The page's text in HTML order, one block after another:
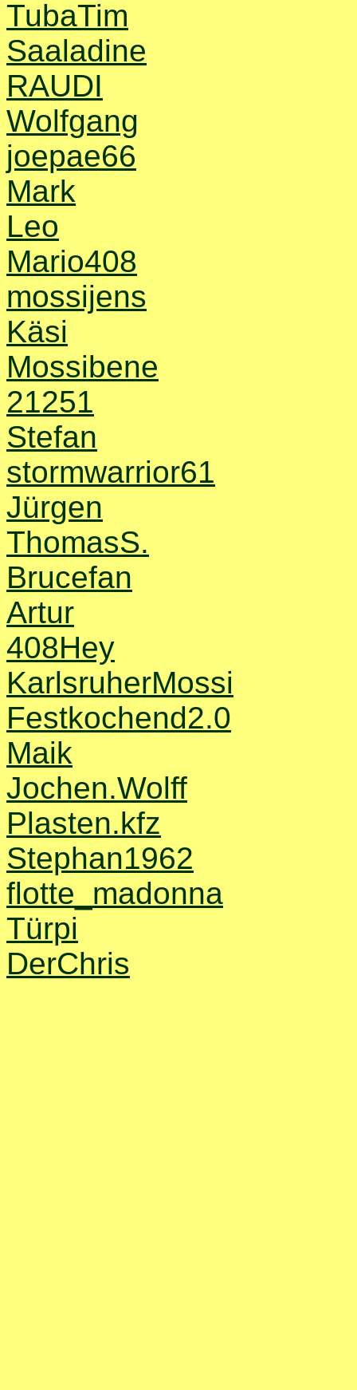
TubaTim
Saaladine
RAUDI
Wolfgang
joepae66
Mark
Leo
Mario408
mossijens
Käsi
Mossibene
21251
Stefan
stormwarrior61
Jürgen
ThomasS.
Brucefan
Artur
408Hey
KarlsruherMossi
Festkochend2.0
Maik
Jochen.Wolff
Plasten.kfz
Stephan1962
flotte_madonna
Türpi
DerChris